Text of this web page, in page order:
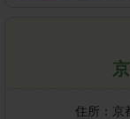
住所： 京